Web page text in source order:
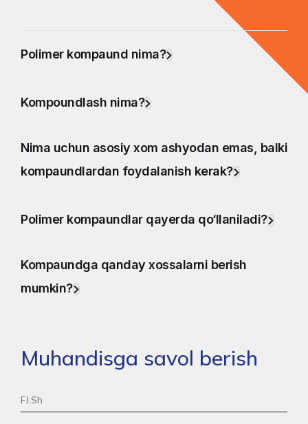
Polimer kompaund nima?
Kompoundlash nima?
Nima uchun asosiy xom ashyodan emas, balki
kompaundlardan foydalanish kerak?
Polimer kompaundlar qayerda qo‘llaniladi?
Kompaundga qanday xossalarni berish
mumkin?
Muhandisga savol berish